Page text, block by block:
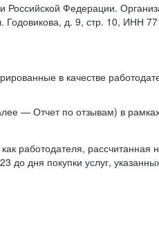
Российской Федерации.
Годовикова, д. 9, стр. 10, ИНН
в качестве
— Отчет по отзывам) в
работодателя, рассчитанная
до дня покупки услуг,